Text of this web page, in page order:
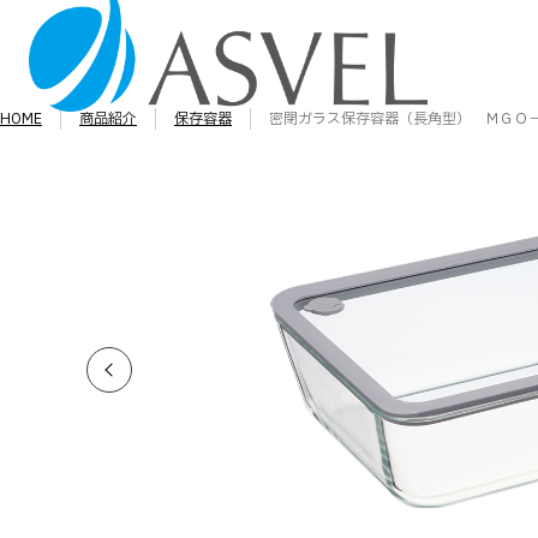
HOME 商品紹介 保存容器 密閉ガラス保存容器（長角型） ＭＧＯ